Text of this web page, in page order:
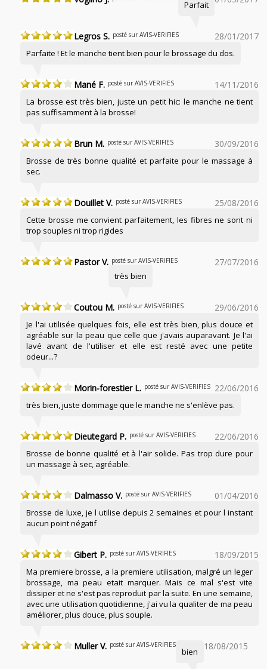
Parfait
Legros S. posté sur AVIS-VERIFIES 28/01/2017
Parfaite ! Et le manche tient bien pour le brossage du dos.
Mané F. posté sur AVIS-VERIFIES 14/11/2016
La brosse est très bien, juste un petit hic: le manche ne tient
pas suffisamment à la brosse!
Brun M. posté sur AVIS-VERIFIES 30/09/2016
Brosse de très bonne qualité et parfaite pour le massage à
sec.
Douillet V. posté sur AVIS-VERIFIES 25/08/2016
Cette brosse me convient parfaitement, les fibres ne sont ni
trop souples ni trop rigides
Pastor V. posté sur AVIS-VERIFIES 27/07/2016
très bien
Coutou M. posté sur AVIS-VERIFIES 29/06/2016
Je l'ai utilisée quelques fois, elle est très bien, plus douce et
agréable sur la peau que celle que j'avais auparavant. Je l'ai
lavé avant de l'utiliser et elle est resté avec une petite
odeur...?
Morin-forestier L. posté sur AVIS-VERIFIES 22/06/2016
très bien, juste dommage que le manche ne s'enlève pas.
Dieutegard P. posté sur AVIS-VERIFIES 22/06/2016
Brosse de bonne qualité et à l'air solide. Pas trop dure pour
un massage à sec, agréable.
Dalmasso V. posté sur AVIS-VERIFIES 01/04/2016
Brosse de luxe, je l utilise depuis 2 semaines et pour l instant
aucun point négatif
Gibert P. posté sur AVIS-VERIFIES 18/09/2015
Ma premiere brosse, a la premiere utilisation, malgré un leger
brossage, ma peau etait marquer. Mais ce mal s'est vite
dissiper et ne s'est pas reproduit par la suite. En une semaine,
avec une utilisation quotidienne, j'ai vu la qualiter de ma peau
améliorer, plus douce, plus souple.
Muller V. posté sur AVIS-VERIFIES 18/08/2015
bien